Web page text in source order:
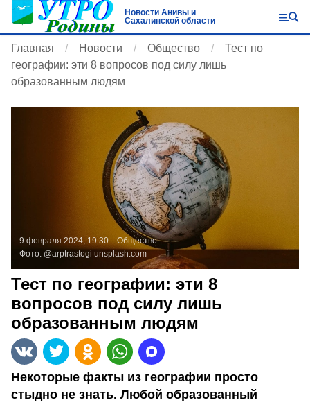
Новости Анивы и
Сахалинской области
Главная Новости Общество
Тест по
географии: эти 8 вопросов под силу лишь
образованным людям
9 февраля 2024, 19:30
Общество
Фото: @arptrastogi unsplash.com
Тест по географии: эти 8
вопросов под силу лишь
образованным людям
Некоторые факты из географии просто
стыдно не знать. Любой образованный